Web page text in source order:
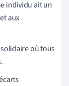
individu ait un
aux
où tous